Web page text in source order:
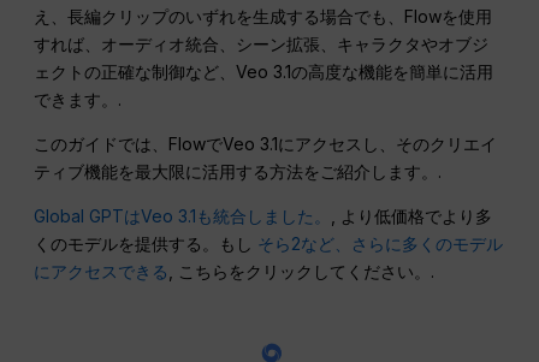
え、長編クリップのいずれを生成する場合でも、Flowを使用
すれば、オーディオ統合、シーン拡張、キャラクタやオブジ
ェクトの正確な制御など、Veo 3.1の高度な機能を簡単に活用
できます。.
このガイドでは、FlowでVeo 3.1にアクセスし、そのクリエイ
ティブ機能を最大限に活用する方法をご紹介します。.
Global GPTはVeo 3.1も統合しました。 , より低価格でより多
くのモデルを提供する。もし そら2など、さらに多くのモデル
にアクセスできる, こちらをクリックしてください。.